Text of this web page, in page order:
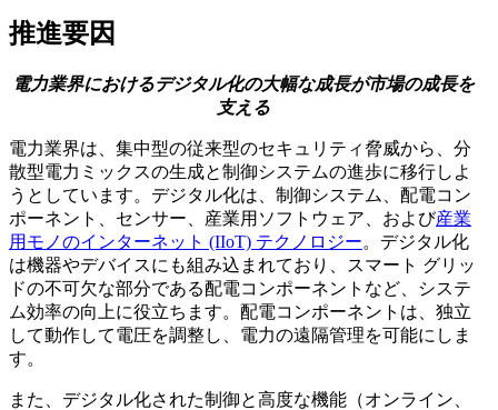
推進要因
電力業界におけるデジタル化の大幅な成長が市場の成長を
支える
電力業界は、集中型の従来型のセキュリティ脅威から、分
散型電力ミックスの生成と制御システムの進歩に移行しよ
うとしています。デジタル化は、制御システム、配電コン
ポーネント、センサー、産業用ソフトウェア、および産業
用モノのインターネット (IIoT) テクノロジー。デジタル化
は機器やデバイスにも組み込まれており、スマート グリッ
ドの不可欠な部分である配電コンポーネントなど、システ
ム効率の向上に役立ちます。配電コンポーネントは、独立
して動作して電圧を調整し、電力の遠隔管理を可能にしま
す。
また、デジタル化された制御と高度な機能（オンライン、